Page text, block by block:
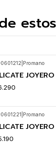
estos
Promano
Promano